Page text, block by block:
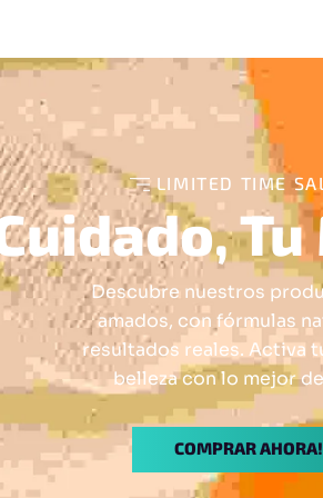
LIMITED TIME
Descubre nuestros
amados, con fórmulas
resultados reales. Activa
belleza con lo mejor
COMPRAR AHORA!